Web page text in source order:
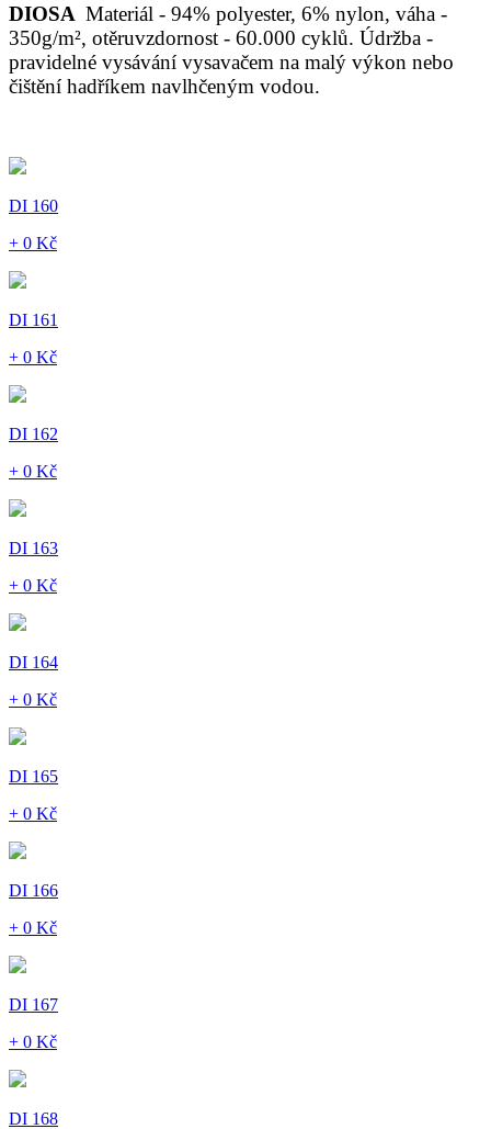
DIOSA Materiál - 94% polyester, 6% nylon, váha -
350g/m², otěruvzdornost - 60.000 cyklů. Údržba -
pravidelné vysávání vysavačem na malý výkon nebo
čištění hadříkem navlhčeným vodou.
DI 160
+ 0 Kč
DI 161
+ 0 Kč
DI 162
+ 0 Kč
DI 163
+ 0 Kč
DI 164
+ 0 Kč
DI 165
+ 0 Kč
DI 166
+ 0 Kč
DI 167
+ 0 Kč
DI 168